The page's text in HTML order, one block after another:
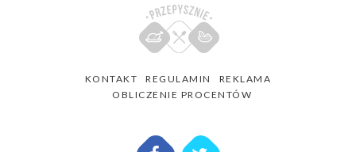
KONTAKT REGULAMIN
REKLAMA
OBLICZENIE PROCENTÓW